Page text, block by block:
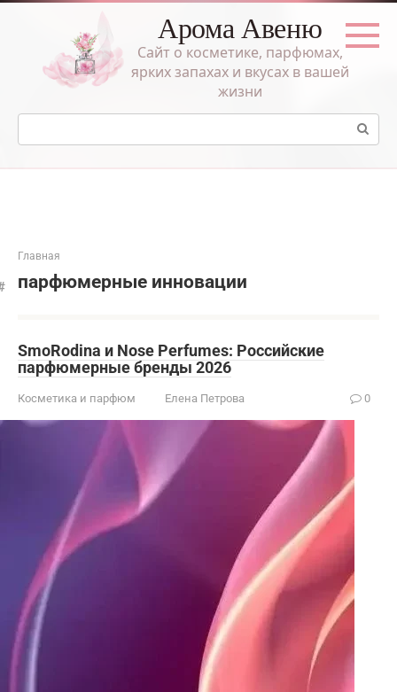
Перейти
Арома Авеню
Сайт о косметике, парфюмах,
ярких запахах и вкусах в вашей
жизни
Поиск:
Главная
парфюмерные инновации
SmoRodina и Nose Perfumes: Российские
парфюмерные бренды 2026
Косметика и парфюм Елена Петрова 0